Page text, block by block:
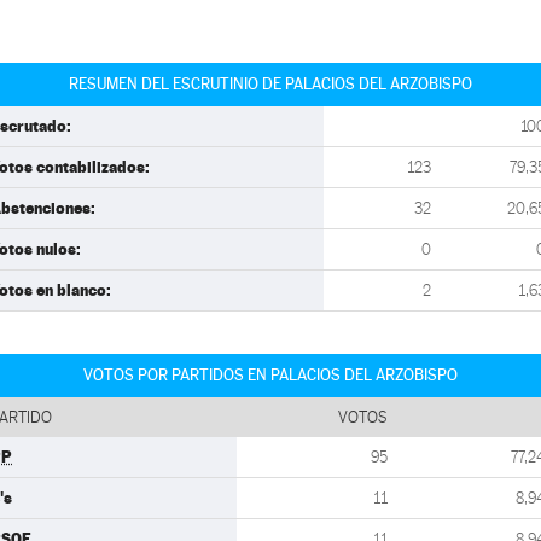
RESUMEN DEL ESCRUTINIO DE PALACIOS DEL ARZOBISPO
contabilizados: 123
32
nulos: 0
en blanco: 2
VOTOS POR PARTIDOS EN PALACIOS DEL ARZOBISPO
VOTOS
95
11